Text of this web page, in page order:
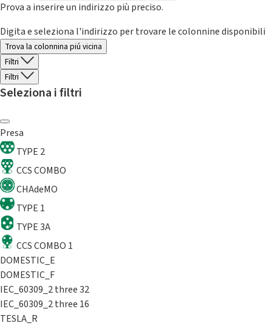
Prova a inserire un indirizzo più preciso.
Digita e seleziona l'indirizzo per trovare le colonnine disponibili
Trova la colonnina piú vicina
Filtri
Filtri
Seleziona i filtri
Presa
TYPE 2
CCS COMBO
CHAdeMO
TYPE 1
TYPE 3A
CCS COMBO 1
DOMESTIC_E
DOMESTIC_F
IEC_60309_2 three 32
IEC_60309_2 three 16
TESLA_R